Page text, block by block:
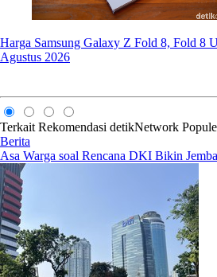
Harga Samsung Galaxy Z Fold 8, Fold 8
Agustus 2026
Terkait Rekomendasi detikNetwork
Berita
Asa Warga soal Rencana DKI Bikin